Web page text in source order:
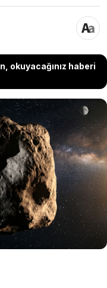
okuyacağınız haberi
NASA verilerine göre,
2026JH2 adlı
91 bin
Uzmanlar, gök
riski taşımadığını
yakından takip